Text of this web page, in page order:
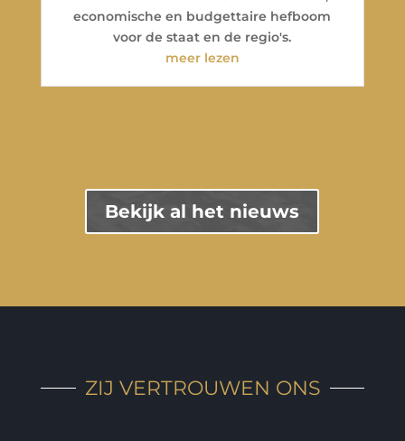
economische en budgettaire hefboom
voor de staat en de regio's.
meer lezen
Bekijk al het nieuws
ZIJ VERTROUWEN ONS